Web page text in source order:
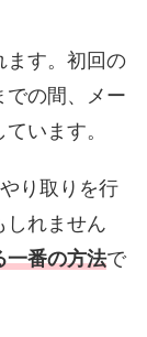
ます。初回の
での間、メー
います。
り取りを行
しれません
一番の方法で